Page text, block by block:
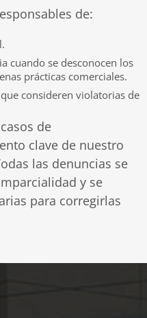
de:
cuando se desconocen los
prácticas comerciales.
consideren violatorias de
de
clave de nuestro
las denuncias se
y se
para corregirlas